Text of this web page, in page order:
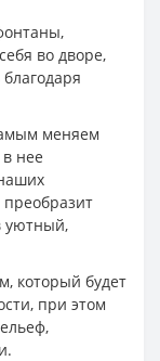
во дворе,
меняем
нее
уютный,
который будет
при этом